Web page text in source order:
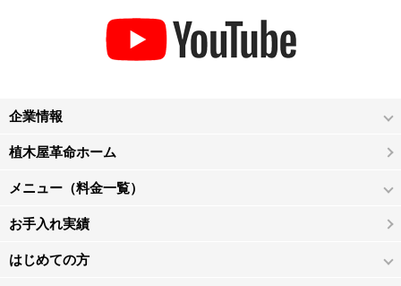
企業情報
植木屋革命ホーム
メニュー（料金一覧）
お手入れ実績
はじめての方